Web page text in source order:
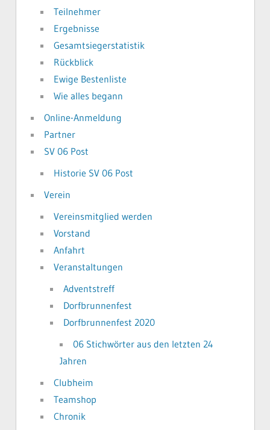
Teilnehmer
Ergebnisse
Gesamtsiegerstatistik
Rückblick
Ewige Bestenliste
Wie alles begann
Online-Anmeldung
Partner
SV 06 Post
Historie SV 06 Post
Verein
Vereinsmitglied werden
Vorstand
Anfahrt
Veranstaltungen
Adventstreff
Dorfbrunnenfest
Dorfbrunnenfest 2020
06 Stichwörter aus den letzten 24
Jahren
Clubheim
Teamshop
Chronik